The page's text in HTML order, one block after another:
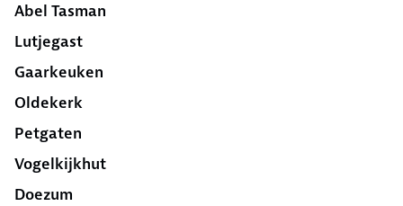
Abel Tasman
Lutjegast
Gaarkeuken
Oldekerk
Petgaten
Vogelkijkhut
Doezum